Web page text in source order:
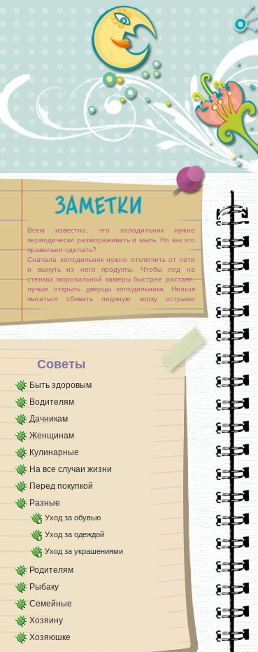
Всем известно, что холодильник нужно
периодически размораживать и мыть. Но как это
правильно сделать?
Сначала холодильник нужно отключить от сети
и вынуть из него продукты. Чтобы лед на
стенках морозильной камеры быстрее растаял,
лучше открыть дверцы холодильника. Нельзя
пытаться сбивать ледяную корку острыми
предметами — так можно повредить стенки
камеры. Тем временем можно мыть ящики и [...]
Советы
Быть здоровым
Водителям
Дачникам
Женщинам
Кулинарные
На все случаи жизни
Перед покупкой
Разные
Уход за обувью
Уход за одеждой
Уход за украшениями
Родителям
Рыбаку
Семейные
Хозяину
Хозяюшке